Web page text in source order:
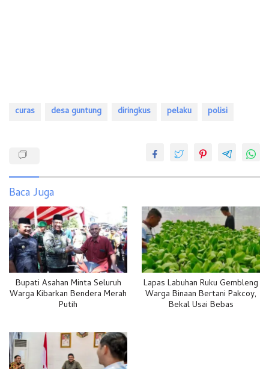
curas desa guntung diringkus pelaku polisi
Baca Juga
Bupati Asahan Minta Seluruh
Warga Kibarkan Bendera Merah
Putih
Lapas Labuhan Ruku Gembleng
Warga Binaan Bertani Pakcoy,
Bekal Usai Bebas